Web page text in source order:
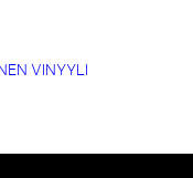
VINYYLI